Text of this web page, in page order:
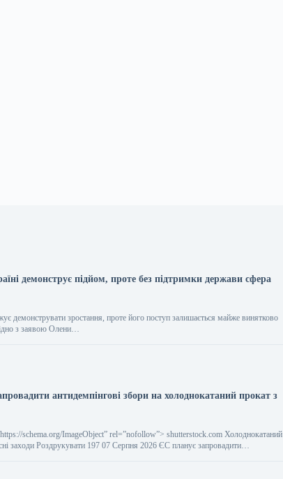
демонструє підйом, проте без підтримки держави сфера
демонструвати зростання, проте його поступ залишається майже винятково
з заявою Олени…
антидемпінгові збори на холоднокатаний прокат з
schema.org/ImageObject” rel=”nofollow”> shutterstock.com Холоднокатаний
заходи Роздрукувати 197 07 Серпня 2026 ЄС планує запровадити…